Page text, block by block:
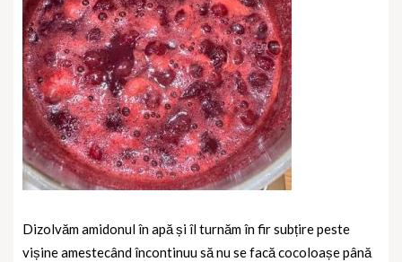
Dizolvăm amidonul în apă și îl turnăm în fir subțire peste
vișine amestecând încontinuu să nu se facă cocoloașe până